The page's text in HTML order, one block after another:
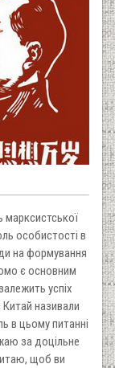
особистості в
на формування
є основним
успіх
називали
в цьому питанні
за доцільне
щоб ви